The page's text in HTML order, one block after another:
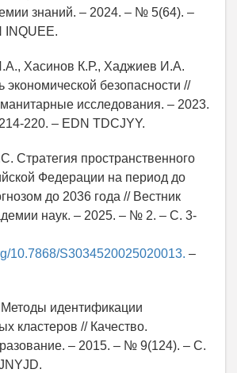
знаний. – 2024. – № 5(64). –
INQUEE.
Хасинов К.Р., Хаджиев И.А.
безопасности //
исследования. – 2023.
220. – EDN TDCJYY.
Стратегия пространственного
Федерации на период до
до 2036 года // Вестник
наук. – 2025. – № 2. – С. 3-
10.7868/S3034520025020013. –
идентификации
кластеров // Качество.
– 2015. – № 9(124). – С.